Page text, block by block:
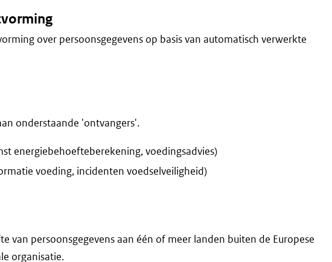
over persoonsgegevens op basis van automatisch verwerkte
onderstaande 'ontvangers'.
energiebehoefteberekening, voedingsadvies)
voeding, incidenten voedselveiligheid)
van persoonsgegevens aan één of meer landen buiten de Europese
organisatie.